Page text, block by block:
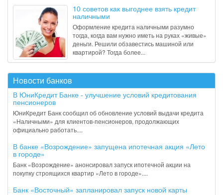
10 советов как выгоднее взять кредит
наличными
Оформление кредита наличными разумно
тогда, когда вам нужно иметь на руках «живые»
деньги. Решили обзавестись машиной или
квартирой? Тогда более...
Новости банков
В ЮниКредит Банке - улучшение условий кредитования
пенсионеров
ЮниКредит Банк сообщил об обновление условий выдачи кредита
«Наличными» для клиентов-пенсионеров, продолжающих
официально работать....
В банке «Возрождение» запущена ипотечная акция «Лето
в городе»
Банк «Возрождение» анонсировал запуск ипотечной акции на
покупку строящихся квартир «Лето в городе»....
Банк «Восточный» запланировал запуск новой карты